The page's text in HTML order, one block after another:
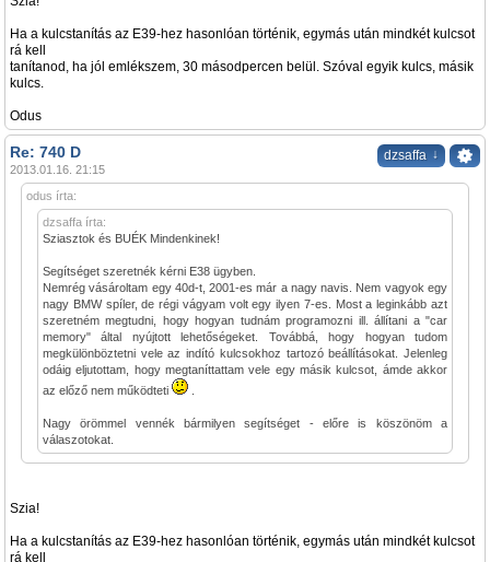
Ha a kulcstanítás az E39-hez hasonlóan történik, egymás után mindkét kulcsot
rá kell
tanítanod, ha jól emlékszem, 30 másodpercen belül. Szóval egyik kulcs, másik
kulcs.
Odus
dzsaffa ↓
Re: 740 D
2013.01.16. 21:15
odus írta:
dzsaffa írta:
Sziasztok és BUÉK Mindenkinek!
Segítséget szeretnék kérni E38 ügyben.
Nemrég vásároltam egy 40d-t, 2001-es már a nagy navis. Nem vagyok egy
nagy BMW spíler, de régi vágyam volt egy ilyen 7-es. Most a leginkább azt
szeretném megtudni, hogy hogyan tudnám programozni ill. állítani a "car
memory" által nyújtott lehetőségeket. Továbbá, hogy hogyan tudom
megkülönböztetni vele az indító kulcsokhoz tartozó beállításokat. Jelenleg
odáig eljutottam, hogy megtaníttattam vele egy másik kulcsot, ámde akkor
az előző nem működteti
Nagy örömmel vennék bármilyen segítséget - előre is köszönöm a
válaszotokat.
Szia!
Ha a kulcstanítás az E39-hez hasonlóan történik, egymás után mindkét kulcsot
rá kell